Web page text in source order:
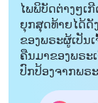
ໄພພິບັດຕ່າງໆເ
ຍຸກສຸດທ້າຍໄດ້ດັ
ຂອງພຣະຜູ້ເປັນ
ຄືນມາຂອງພຣະ
ປົກປ້ອງຈາກພຣ